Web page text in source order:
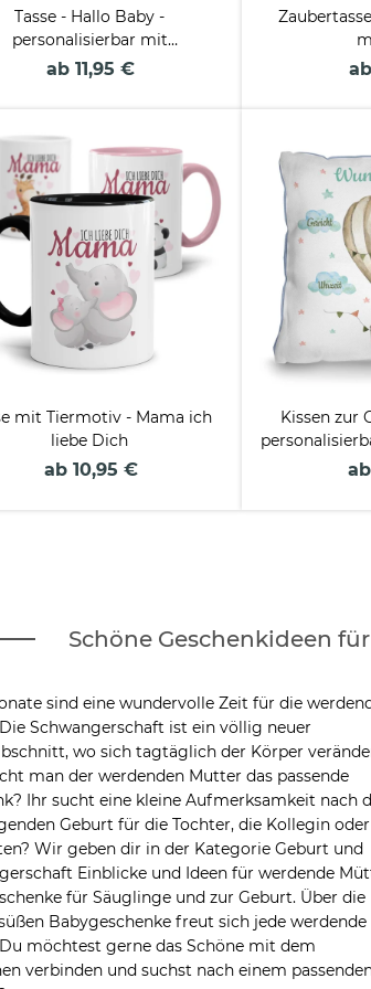
Tasse - Hallo Baby -
personalisierbar mit
Ultraschallbild
ab 11,95 €
mit Tiermotiv - Mama ich
liebe Dich
ab 10,95 €
Kissen zur
- Löwe -
Schöne Geschenkideen
sind eine wundervolle Zeit für die
Schwangerschaft ist ein völlig neuer
wo sich tagtäglich der Körper
man der werdenden Mutter das passende
Ihr sucht eine kleine Aufmerksamkeit nach
Geburt für die Tochter, die Kollegin oder
Wir geben dir in der Kategorie Geburt und
Einblicke und Ideen für werdende
für Säuglinge und zur Geburt. Über die
Babygeschenke freut sich jede werdende
möchtest gerne das Schöne mit dem
verbinden und suchst nach einem